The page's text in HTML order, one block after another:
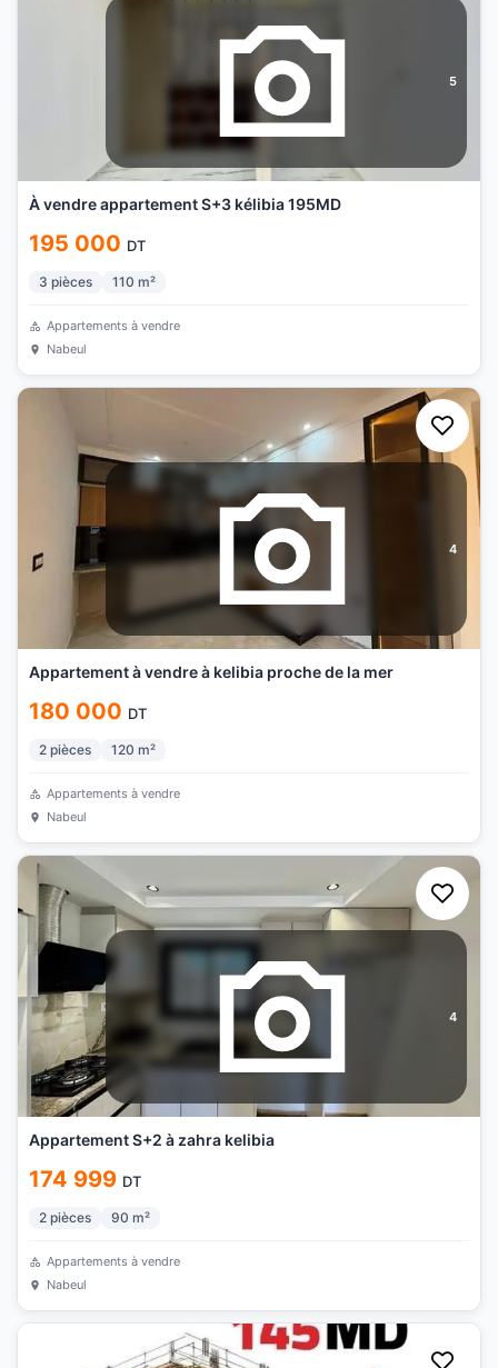
5
À vendre appartement S+3 kélibia 195MD
195 000 DT
3 pièces 110 m²
Appartements à vendre
Nabeul
4
Appartement à vendre à kelibia proche de la mer
180 000 DT
2 pièces 120 m²
Appartements à vendre
Nabeul
4
Appartement S+2 à zahra kelibia
174 999 DT
2 pièces 90 m²
Appartements à vendre
Nabeul